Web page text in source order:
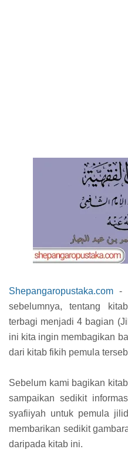
Shepangaropustaka.com -
sebelumnya, tentang
terbagi menjadi 4 bagian
ini kita ingin membagikan
dari kitab fikih pemula
Sebelum kami bagikan
sampaikan sedikit
syafiiyah untuk pemula
membarikan sedikit
daripada kitab ini.